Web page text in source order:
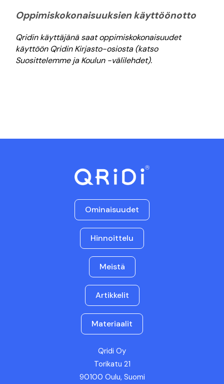
Oppimiskokonaisuuksien käyttöönotto
Qridin käyttäjänä saat oppimiskokonaisuudet
käyttöön Qridin Kirjasto-osiosta (katso
Suosittelemme ja Koulun -välilehdet).
Ominaisuudet
Hinnoittelu
Meistä
Artikkelit
Materiaalit
Qridi Oy
Torikatu 21
90100 Oulu, Suomi